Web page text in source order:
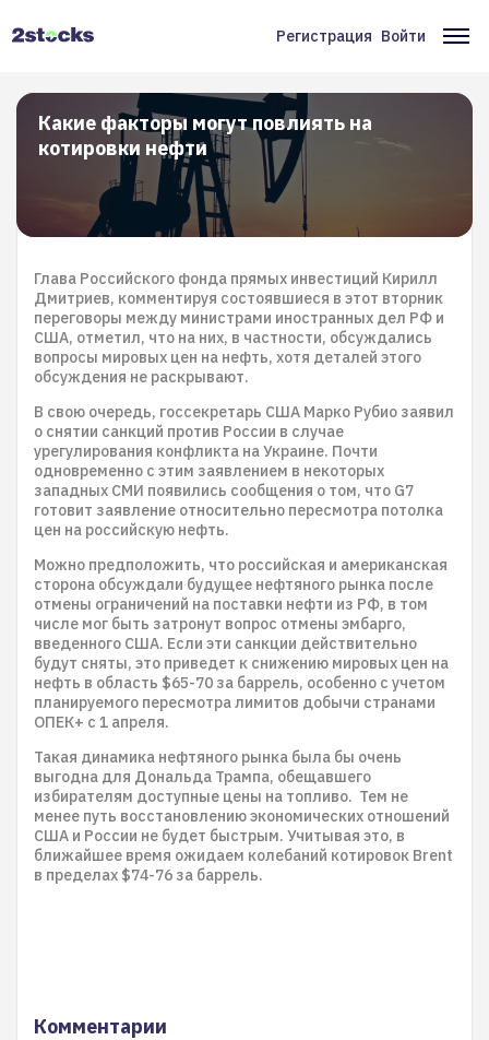
Меню
учётной
записи
пользователя
Регистрация Войти
Какие факторы могут повлиять на
котировки нефти
Глава Российского фонда прямых инвестиций Кирилл
Дмитриев, комментируя состоявшиеся в этот вторник
переговоры между министрами иностранных дел РФ и
США, отметил, что на них, в частности, обсуждались
вопросы мировых цен на нефть, хотя деталей этого
обсуждения не раскрывают.
В свою очередь, госсекретарь США Марко Рубио заявил
о снятии санкций против России в случае
урегулирования конфликта на Украине. Почти
одновременно с этим заявлением в некоторых
западных СМИ появились сообщения о том, что G7
готовит заявление относительно пересмотра потолка
цен на российскую нефть.
Можно предположить, что российская и американская
сторона обсуждали будущее нефтяного рынка после
отмены ограничений на поставки нефти из РФ, в том
числе мог быть затронут вопрос отмены эмбарго,
введенного США. Если эти санкции действительно
будут сняты, это приведет к снижению мировых цен на
нефть в область $65-70 за баррель, особенно с учетом
планируемого пересмотра лимитов добычи странами
ОПЕК+ с 1 апреля.
Такая динамика нефтяного рынка была бы очень
выгодна для Дональда Трампа, обещавшего
избирателям доступные цены на топливо. Тем не
менее путь восстановлению экономических отношений
США и России не будет быстрым. Учитывая это, в
ближайшее время ожидаем колебаний котировок Brent
в пределах $74-76 за баррель.
Комментарии